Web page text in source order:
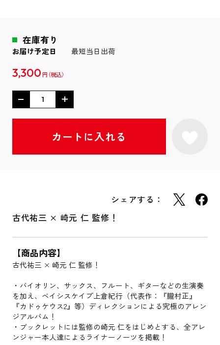
在庫有り
お届け予定日 最短当日出荷
3,300 円
シェアする：
古代祐三 × 崎元 仁 監修！
【商品内容】
古代祐三 × 崎元 仁 監修！
・バイオリン、サックス、フルート、ギターなどの生演奏
を加え、ベイシスケイプ上倉紀行（代表作：『朧村正』
『カドゥケウス2』等）ディレクションによる究極のアレン
ジアルバム！
・ブックレットには監修の崎元 仁をはじめとする、全アレ
ンジャー本人達によるライナーノーツを掲載！